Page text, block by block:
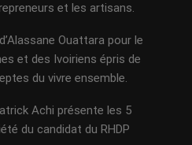
et les artisans.
Ouattara pour le
et des Ivoiriens épris de
du vivre ensemble.
Achi présente les 5
du candidat du RHDP